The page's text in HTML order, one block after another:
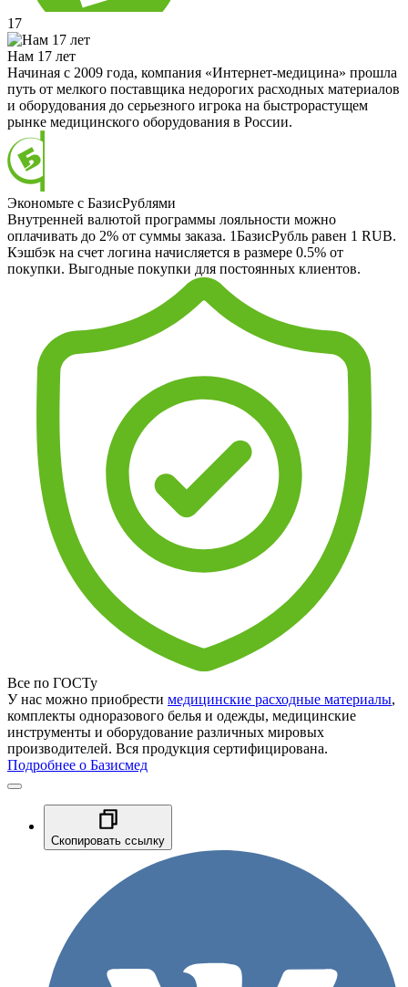
17
Нам 17 лет
Начиная с 2009 года, компания «Интернет-медицина» прошла
путь от мелкого поставщика недорогих расходных материалов
и оборудования до серьезного игрока на быстрорастущем
рынке медицинского оборудования в России.
Экономьте с БазисРублями
Внутренней валютой программы лояльности можно
оплачивать до 2% от суммы заказа. 1БазисРубль равен 1 RUB.
Кэшбэк на счет логина начисляется в размере 0.5% от
покупки. Выгодные покупки для постоянных клиентов.
Все по ГОСТу
У нас можно приобрести медицинские расходные материалы,
комплекты одноразового белья и одежды, медицинские
инструменты и оборудование различных мировых
производителей. Вся продукция сертифицирована.
Подробнее о Базисмед
Скопировать ссылку